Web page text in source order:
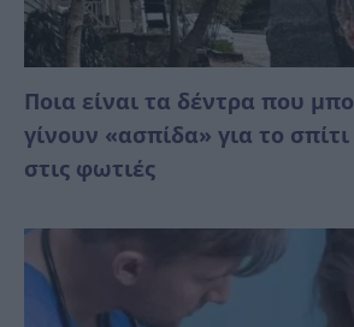
Ποια είναι τα δέντρα που
γίνουν «ασπίδα» για το
στις φωτιές